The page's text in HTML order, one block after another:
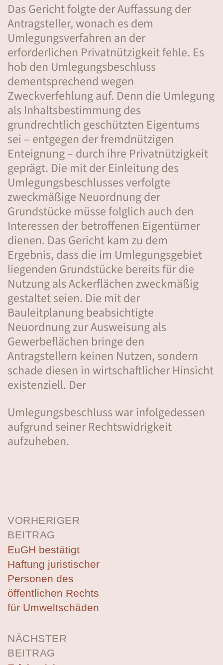
Das Gericht folgte der Auffassung der
Antragsteller, wonach es dem
Umlegungsverfahren an der
erforderlichen Privatnützigkeit fehle. Es
hob den Umlegungsbeschluss
dementsprechend wegen
Zweckverfehlung auf. Denn die Umlegung
als Inhaltsbestimmung des
grundrechtlich geschützten Eigentums
sei – entgegen der fremdnützigen
Enteignung – durch ihre Privatnützigkeit
geprägt. Die mit der Einleitung des
Umlegungsbeschlusses verfolgte
zweckmäßige Neuordnung der
Grundstücke müsse folglich auch den
Interessen der betroffenen Eigentümer
dienen. Das Gericht kam zu dem
Ergebnis, dass die im Umlegungsgebiet
liegenden Grundstücke bereits für die
Nutzung als Ackerflächen zweckmäßig
gestaltet seien. Die mit der
Bauleitplanung beabsichtigte
Neuordnung zur Ausweisung als
Gewerbeflächen bringe den
Antragstellern keinen Nutzen, sondern
schade diesen in wirtschaftlicher Hinsicht
existenziell. Der
Umlegungsbeschluss war infolgedessen
aufgrund seiner Rechtswidrigkeit
aufzuheben.
Post
navigation
VORHERIGER
BEITRAG
EuGH bestätigt
Haftung juristischer
Personen des
öffentlichen Rechts
für Umweltschäden
NÄCHSTER
BEITRAG